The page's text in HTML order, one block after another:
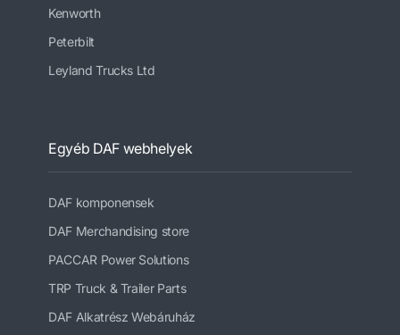
Kenworth
Peterbilt
Leyland Trucks Ltd
Egyéb DAF webhelyek
DAF komponensek
DAF Merchandising store
PACCAR Power Solutions
TRP Truck & Trailer Parts
DAF Alkatrész Webáruház